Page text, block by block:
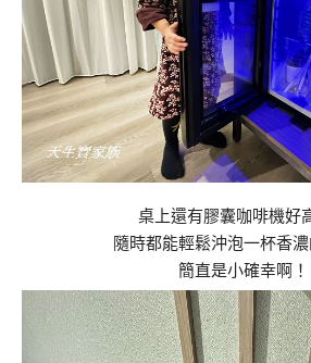
桌上還有膠囊咖啡機好
隨時都能輕鬆沖泡一杯香濃
簡直是小確幸啊！